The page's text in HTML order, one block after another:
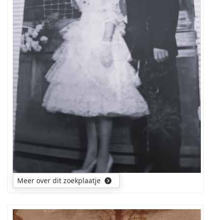
Meer over dit zoekplaatje